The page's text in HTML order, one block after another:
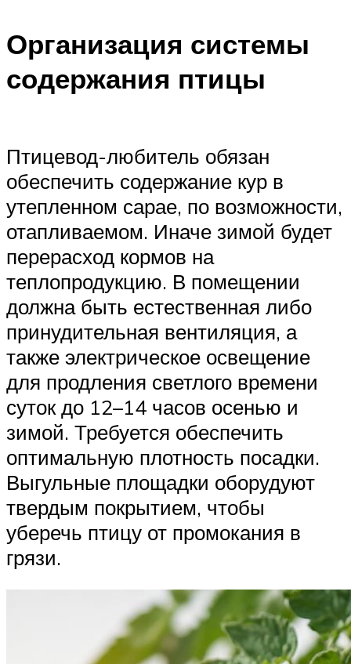
Организация системы
содержания птицы
Птицевод-любитель обязан
обеспечить содержание кур в
утепленном сарае, по возможности,
отапливаемом. Иначе зимой будет
перерасход кормов на
теплопродукцию. В помещении
должна быть естественная либо
принудительная вентиляция, а
также электрическое освещение
для продления светлого времени
суток до 12–14 часов осенью и
зимой. Требуется обеспечить
оптимальную плотность посадки.
Выгульные площадки оборудуют
твердым покрытием, чтобы
уберечь птицу от промокания в
грязи.